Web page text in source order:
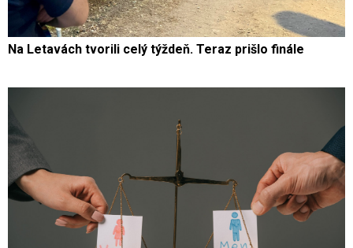
Na Letavách tvorili celý týždeň. Teraz prišlo finále